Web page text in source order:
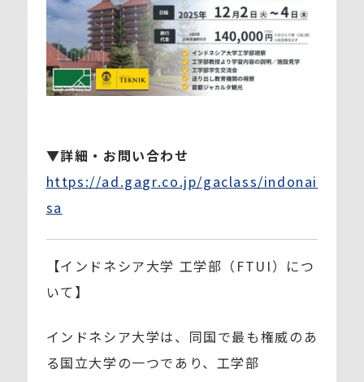
▼詳細・お問い合わせ
https://ad.gagr.co.jp/gaclass/indonai
sa
【インドネシア大学 工学部（FTUI）につ
いて】
インドネシア大学は、同国で最も権威のあ
る国立大学の一つであり、工学部